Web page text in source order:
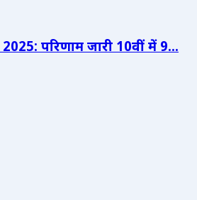
परिणाम जारी 10वीं में 9...